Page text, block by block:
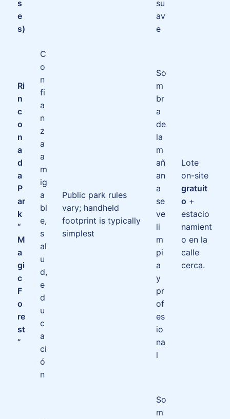
s
e
s)
su
av
e
Ri
n
c
o
n
a
d
a
P
ar
k
“
M
a
gi
c
F
o
re
st
”
C
o
n
fi
a
n
z
a
a
m
ig
a
bl
e,
s
al
u
d,
e
d
u
c
a
ci
ó
n
Public park rules
vary; handheld
footprint is typically
simplest
So
m
br
a
de
la
m
añ
an
a
se
ve
li
m
pi
a
y
pr
of
es
io
na
l
Lote
on-site
gratuit
o +
estacio
namient
o en la
calle
cerca.
So
m